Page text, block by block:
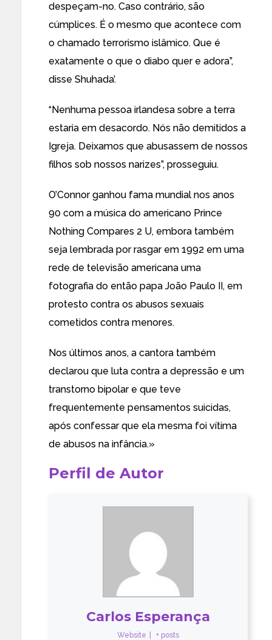
despeçam-no. Caso contrário, são
cúmplices. É o mesmo que acontece com
o chamado terrorismo islâmico. Que é
exatamente o que o diabo quer e adora”,
disse Shuhada’.
“Nenhuma pessoa irlandesa sobre a terra
estaria em desacordo. Nós não demitidos a
Igreja. Deixamos que abusassem de nossos
filhos sob nossos narizes”, prosseguiu.
O’Connor ganhou fama mundial nos anos
90 com a música do americano Prince
Nothing Compares 2 U, embora também
seja lembrada por rasgar em 1992 em uma
rede de televisão americana uma
fotografia do então papa João Paulo II, em
protesto contra os abusos sexuais
cometidos contra menores.
Nos últimos anos, a cantora também
declarou que luta contra a depressão e um
transtorno bipolar e que teve
frequentemente pensamentos suicidas,
após confessar que ela mesma foi vítima
de abusos na infância.»
Perfil de Autor
Carlos Esperança
Website + posts